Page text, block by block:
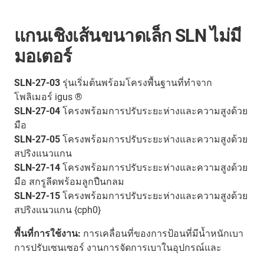
แกนเชิงเส้นขนาดเล็ก SLN ไม่มี
มอเตอร์
SLN-27-03 รุ่นเริ่มต้นพร้อมโครงพื้นฐานที่ทำจาก
โพลิเมอร์ igus ®
SLN-27-04 โครงพร้อมการปรับระยะห่างและความสูงด้วย
มือ
SLN-27-05 โครงพร้อมการปรับระยะห่างและความสูงด้วย
สปริงแนวแกน
SLN-27-14 โครงพร้อมการปรับระยะห่างและความสูงด้วย
มือ สกรูลีดพร้อมลูกปืนกลม
SLN-27-15 โครงพร้อมการปรับระยะห่างและความสูงด้วย
สปริงแนวแกน {cph0}
พื้นที่การใช้งาน: การเคลื่อนที่ของการป้อนที่มีน้ำหนักเบา
การปรับเซนเซอร์ งานการจัดการเบาในอุปกรณ์และ